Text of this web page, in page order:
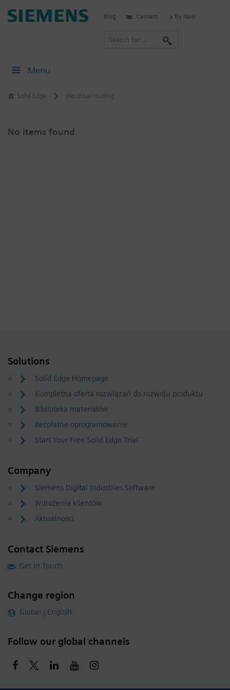
Skip
to
Solid Edge electrical routing
No items found
Solutions
Solid Edge Homepage
Kompletna oferta rozwiązań do rozwoju produktu
Biblioteka materiałów
Bezpłatne oprogramowanie
Start Your Free Solid Edge Trial
Company
Siemens Digital Industries Software
Wdrożenia klientów
Aktualności
Contact Siemens
Get in Touch
Change region
Global | English
Follow our global channels
Siemens
Blog Contact Try Now
c
Menu